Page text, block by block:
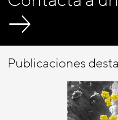
Publicaciones